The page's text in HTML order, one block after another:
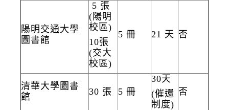
陽明交通大學
圖書館
5 張
(陽明
校區)
10張
(交大
校區)
5 冊 21 天 否
清華大學圖書
館
30 張 5 冊
30天
(催還
制度)
否